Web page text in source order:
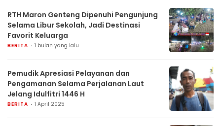
RTH Maron Genteng Dipenuhi Pengunjung
Selama Libur Sekolah, Jadi Destinasi
Favorit Keluarga
BERITA 1 bulan yang lalu
Pemudik Apresiasi Pelayanan dan
Pengamanan Selama Perjalanan Laut
Jelang Idulfitri 1446 H
BERITA 1 April 2025